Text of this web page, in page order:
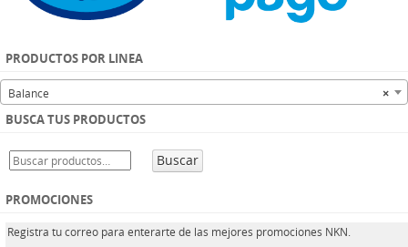
PRODUCTOS POR LINEA
×
Balance
BUSCA TUS PRODUCTOS
Buscar
PROMOCIONES
Registra tu correo para enterarte de las mejores promociones NKN.